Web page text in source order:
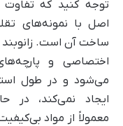
توجه کنید که تفاوت
اصل با نمونه‌های
ساخت آن است. زانوبند
اختصاصی و
می‌شود و در طول
ایجاد نمی‌کند، در
معمولاً از مواد